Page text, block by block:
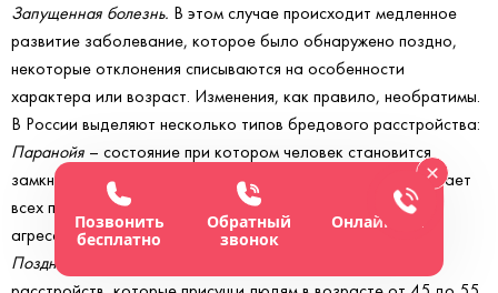
Запущенная болезнь. В этом случае происходит медленное
развитие заболевание, которое было обнаружено поздно,
некоторые отклонения списываются на особенности
характера или возраст. Изменения, как правило, необратимы.
В России выделяют несколько типов бредового расстройства:
Паранойя – состояние при котором человек становится
замкнутым и подозрительным без причины. Человек начинает
всех подозревать во лжи. Он становится негативным,
агрессивным и чувствительным к критике.
Поздняя парафрения
Позвонить
бесплатно
Обратный
звонок
Онлайн-чат